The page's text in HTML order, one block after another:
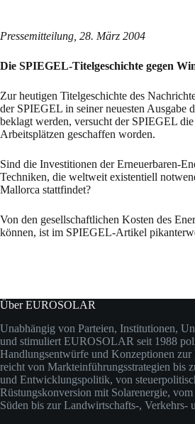
Pressemitteilung, 28. März 2004
Die SPIEGEL-Titelgeschichte gegen
Zur heutigen Titelgeschichte des
der SPIEGEL in seiner neuesten
beklagt werden, versucht der SPIEGEL
Arbeitsplätzen geschaffen worden.
Sind die Investitionen der Erneuerbaren-
Techniken, die weltweit existentiell
Mallorca stattfindet?
Von den gesellschaftlichen Kosten des
können, ist im SPIEGEL-Artikel
Über EUROSOLAR
Unabhängig von Parteien, Institutionen,
und stimuliert EUROSOLAR seit 1988
Handlungsentwürfe und Konzeptionen
reicht von Markteinführungsstrategien bis
und Entwicklungspolitik, von
Rüstungskonversion mit Solarenergie,
Süden bis zur Landwirtschafts-, Verkehrs-